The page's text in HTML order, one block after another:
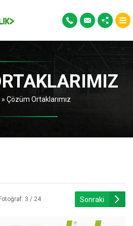
» Çözüm Ortaklarımız
Fotoğraf: 3 / 24 Sonraki